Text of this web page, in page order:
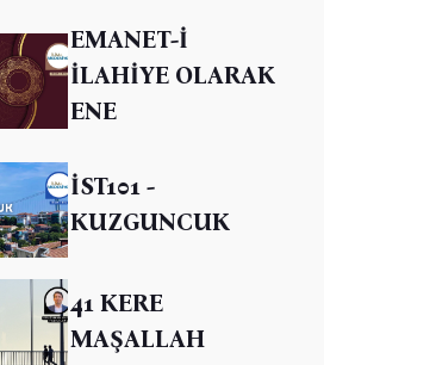
EMANET-İ
İLAHİYE OLARAK
ENE
İST101 -
KUZGUNCUK
41 KERE
MAŞALLAH